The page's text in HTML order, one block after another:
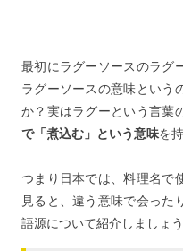
最初にラグーソースのラグ
ラグーソースの意味という
か？実はラグーという言葉
で「煮込む」という意味を
つまり日本では、料理名で
見ると、違う意味で会った
語源について紹介しましょう